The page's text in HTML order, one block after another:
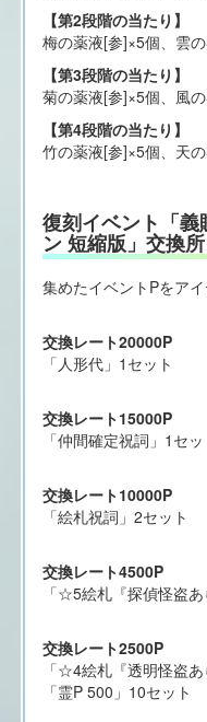
【第2段階の当たり】
梅の薬液[参]×5個、雲
【第3段階の当たり】
菊の薬液[参]×5個、風
【第4段階の当たり】
竹の薬液[参]×5個、天
復刻イベント「
ン 短縮版」交換
集めたイベントPをアイ
交換レート20000P
「人形代」1セット
交換レート15000P
「仲間確定祝詞」1セッ
交換レート10000P
「絵札祝詞」2セット
交換レート4500P
「☆5絵札『探偵怪盗
交換レート2500P
「☆4絵札『透明怪盗
「霊P 500」10セット